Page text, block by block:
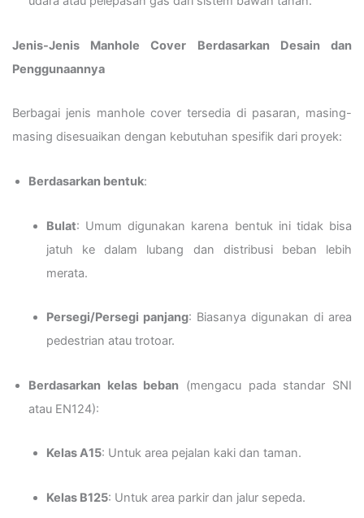
Jenis-Jenis Manhole Cover Berdasarkan Desain dan
Penggunaannya
Berbagai jenis manhole cover tersedia di pasaran, masing-
masing disesuaikan dengan kebutuhan spesifik dari proyek:
Berdasarkan bentuk:
Bulat: Umum digunakan karena bentuk ini tidak bisa
jatuh ke dalam lubang dan distribusi beban lebih
merata.
Persegi/Persegi panjang: Biasanya digunakan di area
pedestrian atau trotoar.
Berdasarkan kelas beban (mengacu pada standar SNI
atau EN124):
Kelas A15: Untuk area pejalan kaki dan taman.
Kelas B125: Untuk area parkir dan jalur sepeda.